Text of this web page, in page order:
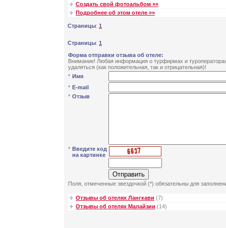
Создать свой фотоальбом »»
Подробнее об этом отеле »»
Страницы: 1
Страницы: 1
Форма отправки отзыва об отеле:
Внимание! Любая информация о турфирмах и
удаляться (как положительная, так и отрицательная)!
* Имя
* E-mail
* Отзыв
* Введите код
на картинке
Поля, отмеченные звездочкой (*) обязательны для
Отзывы об отелях Лангкави (7)
Отзывы об отелях Малайзии (14)